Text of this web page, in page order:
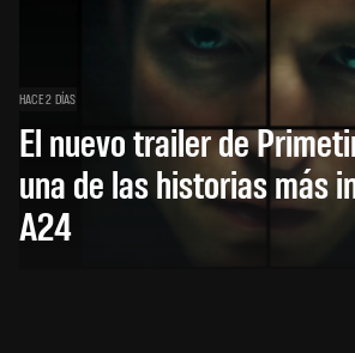
HACE 2 DÍAS
El nuevo trailer de
una de las historias más
A24